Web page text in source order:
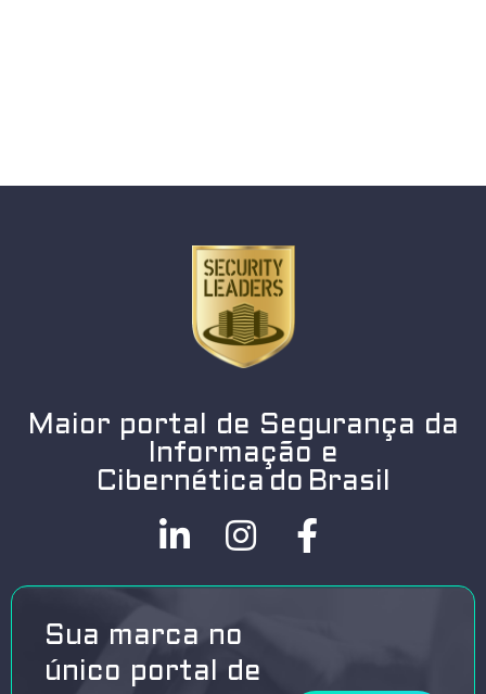
Maior portal de Segurança da
Informação e
Cibernética do Brasil
Sua marca no
único portal de